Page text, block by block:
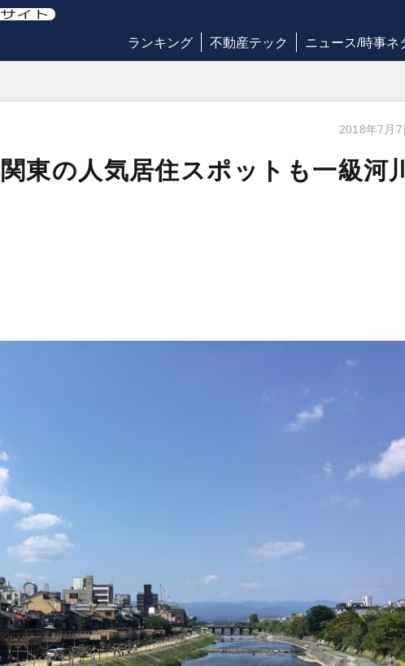
ランキング 不動産テック ニュース/時事ネ
2018年7月7
東の人気居住スポットも一級河川